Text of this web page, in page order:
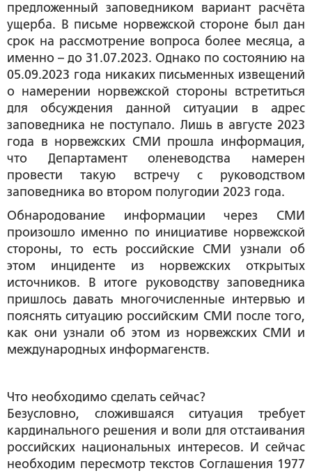
предложенный заповедником вариант расчёта
ущерба. В письме норвежской стороне был дан
срок на рассмотрение вопроса более месяца, а
именно – до 31.07.2023. Однако по состоянию на
05.09.2023 года никаких письменных извещений
о намерении норвежской стороны встретиться
для обсуждения данной ситуации в адрес
заповедника не поступало. Лишь в августе 2023
года в норвежских СМИ прошла информация,
что Департамент оленеводства намерен
провести такую встречу с руководством
заповедника во втором полугодии 2023 года.
Обнародование информации через СМИ
произошло именно по инициативе норвежской
стороны, то есть российские СМИ узнали об
этом инциденте из норвежских открытых
источников. В итоге руководству заповедника
пришлось давать многочисленные интервью и
пояснять ситуацию российским СМИ после того,
как они узнали об этом из норвежских СМИ и
международных информагенств.
Что необходимо сделать сейчас?
Безусловно, сложившаяся ситуация требует
кардинального решения и воли для отстаивания
российских национальных интересов. И сейчас
необходим пересмотр текстов Соглашения 1977